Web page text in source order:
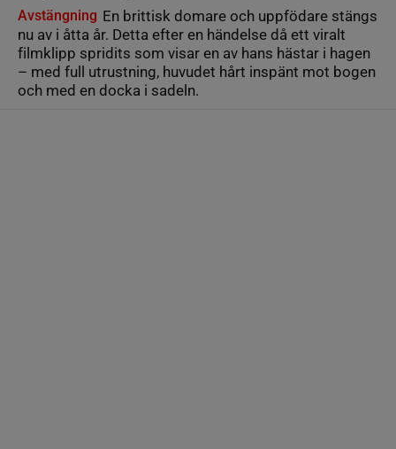
Avstängning En brittisk domare och uppfödare stängs
nu av i åtta år. Detta efter en händelse då ett viralt
filmklipp spridits som visar en av hans hästar i hagen
– med full utrustning, huvudet hårt inspänt mot bogen
och med en docka i sadeln.